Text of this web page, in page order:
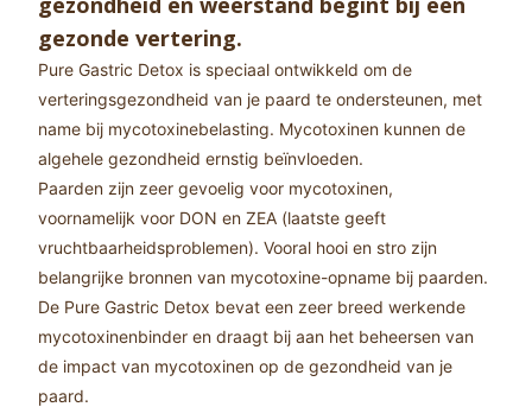
gezonde vertering.
Pure Gastric Detox is speciaal ontwikkeld om de
verteringsgezondheid van je paard te ondersteunen, met
name bij mycotoxinebelasting. Mycotoxinen kunnen de
algehele gezondheid ernstig beïnvloeden.
Paarden zijn zeer gevoelig voor mycotoxinen,
voornamelijk voor DON en ZEA (laatste geeft
vruchtbaarheidsproblemen). Vooral hooi en stro zijn
belangrijke bronnen van mycotoxine-opname bij paarden.
De Pure Gastric Detox bevat een zeer breed werkende
mycotoxinenbinder en draagt bij aan het beheersen van
de impact van mycotoxinen op de gezondheid van je
paard.